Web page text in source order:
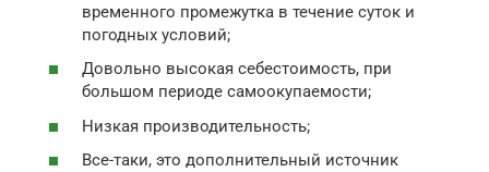
временного промежутка в течение суток и
погодных условий;
Довольно высокая себестоимость, при
большом периоде самоокупаемости;
Низкая производительность;
Все-таки, это дополнительный источник